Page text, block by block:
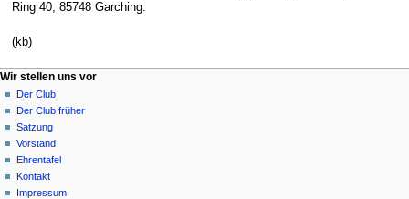
Ring 40, 85748 Garching.
(kb)
N
a
v
g
a
Seitenaktionen
Seite
Diskussion
Lesen
Quelltext
anzeigen
Versionsgeschichte
Meine Werkzeuge
Anmelden
Wir stellen uns vor
Der Club
Der Club früher
Satzung
Vorstand
Ehrentafel
Kontakt
Impressum